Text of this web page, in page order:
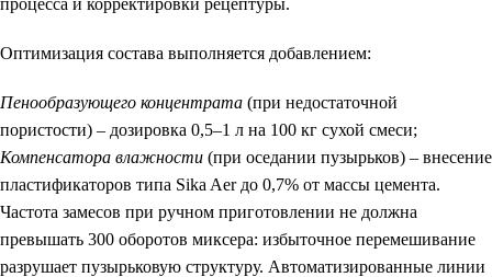
Оптимизация состава выполняется добавлением:
Пенообразующего концентрата (при недостаточной
пористости) – дозировка 0,5–1 л на 100 кг сухой смеси;
Компенсатора влажности (при оседании пузырьков) – внесение
пластификаторов типа Sika Aer до 0,7% от массы цемента.
Частота замесов при ручном приготовлении не должна
превышать 300 оборотов миксера: избыточное перемешивание
разрушает пузырьковую структуру. Автоматизированные линии